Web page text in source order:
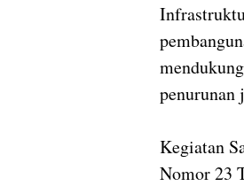
penurunan
Kegiatan
Nomor 23